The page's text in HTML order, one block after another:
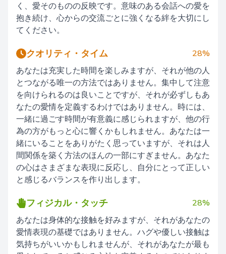
く、愛そのものの反映です。意味のある会話への愛を
抱き続け、心からの交流ごとに強くなる絆を大切にし
てください。
クオリティ・タイム
28%
あなたは充実した時間を楽しみますが、それが他の人
とつながる唯一の方法ではありません。集中して注意
を向けられるのは良いことですが、それが必ずしもあ
なたの愛情を定義するわけではありません。時には、
一緒に過ごす時間が有意義に感じられますが、他の行
為の方がもっと心に響くかもしれません。あなたは一
緒にいることをありがたく思っていますが、それは人
間関係を築く方法のほんの一部にすぎません。あなた
の心はさまざまな表現に反応し、自分にとって正しい
と感じるバランスを作り出します。
フィジカル・タッチ
28%
あなたは身体的な接触を好みますが、それがあなたの
愛情表現の基礎ではありません。ハグや優しい接触は
気持ちがいいかもしれませんが、それがあなたが最も